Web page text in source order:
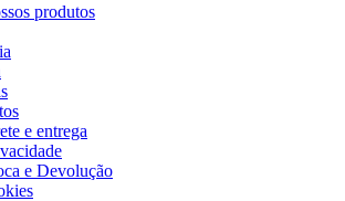
produtos
e entrega
e Devolução